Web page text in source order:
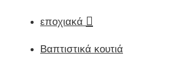
εποχιακά
Βαπτιστικά κουτιά